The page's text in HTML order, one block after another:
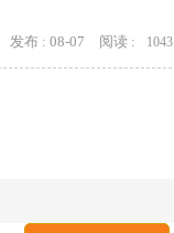
发布 : 08-07 阅读 : 1043